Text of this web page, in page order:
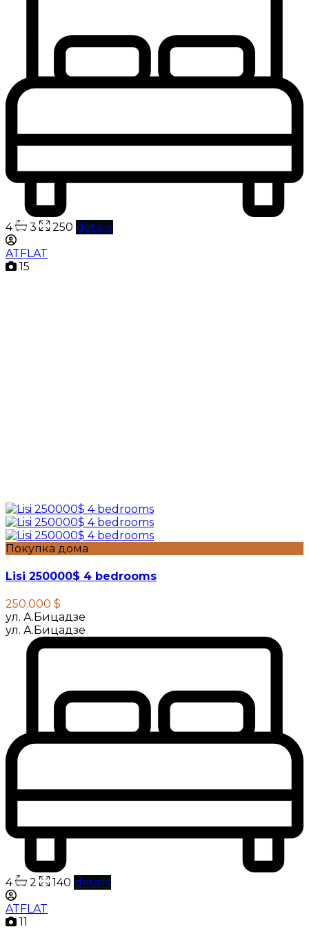
4 3 250 details
ATFLAT
15
Покупка дома
Lisi 250000$ 4 bedrooms
250.000 $
ул. А.Бицадзе
ул. А.Бицадзе
4 2 140 details
ATFLAT
11